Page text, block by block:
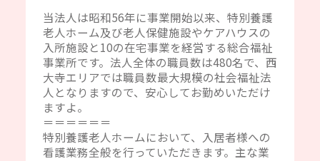
当法人は昭和56年に事業開始以来、特別養護
老人ホーム及び老人保健施設やケアハウスの
入所施設と10の在宅事業を経営する総合福祉
事業所です。法人全体の職員数は480名で、西
大寺エリアでは職員数最大規模の社会福祉法
人となりますので、安心してお勤めいただけ
ますよ。
＝＝＝＝＝＝
特別養護老人ホームにおいて、入居者様への
看護業務全般を行っていただきます。主な業